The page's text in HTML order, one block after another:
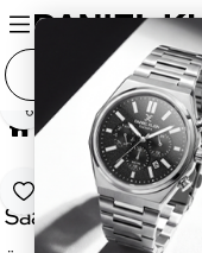
Ana Sayfa Saatler
Favoriye Ekle
Paylaş
DKE.1.10086.2 Gift
Saati